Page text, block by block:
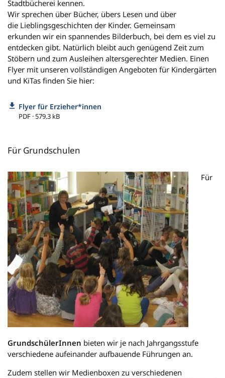
Stadtbücherei kennen.
Wir sprechen über Bücher, übers Lesen und über
die Lieblingsgeschichten der Kinder. Gemeinsam
erkunden wir ein spannendes Bilderbuch, bei dem es viel zu
entdecken gibt. Natürlich bleibt auch genügend Zeit zum
Stöbern und zum Ausleihen altersgerechter Medien. Einen
Flyer mit unseren vollständigen Angeboten für Kindergärten
und KiTas finden Sie hier:
Flyer für Erzieher*innen
PDF · 579.3 kB
Für Grundschulen
Für
GrundschülerInnen bieten wir je nach Jahrgangsstufe
verschiedene aufeinander aufbauende Führungen an.
Zudem stellen wir Medienboxen zu verschiedenen